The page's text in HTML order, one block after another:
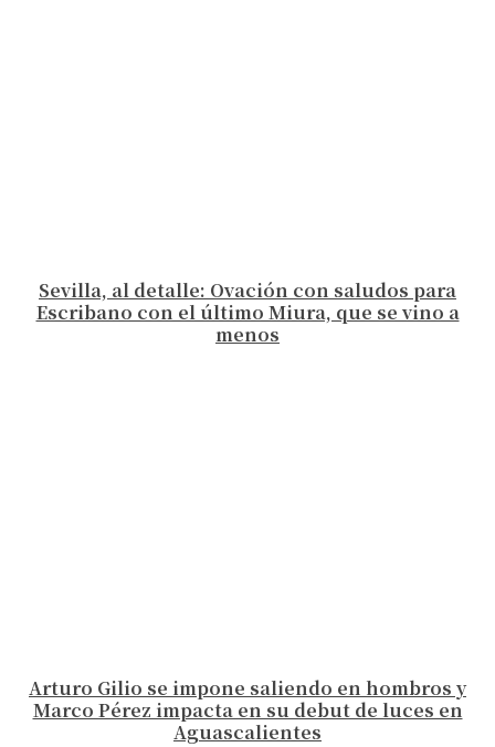
Sevilla, al detalle: Ovación con saludos para
Escribano con el último Miura, que se vino a
menos
Arturo Gilio se impone saliendo en hombros y
Marco Pérez impacta en su debut de luces en
Aguascalientes